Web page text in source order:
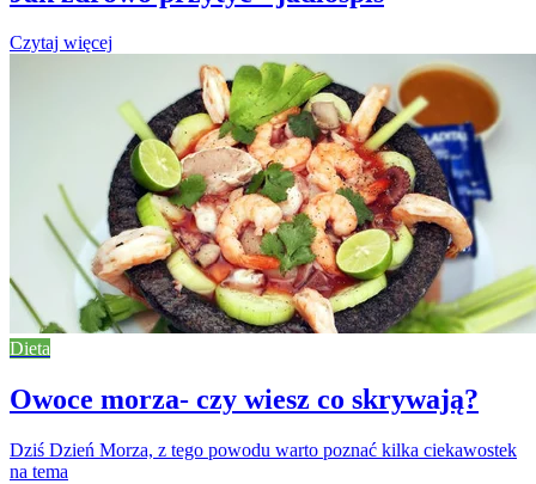
Czytaj więcej
Dieta
Owoce morza- czy wiesz co skrywają?
Dziś Dzień Morza, z tego powodu warto poznać kilka ciekawostek
na tema